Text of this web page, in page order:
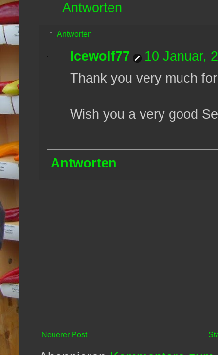
Antworten
Antworten
Icewolf77
10 Januar,
Thank you very much
Wish you a very good
Antworten
Neuerer Post